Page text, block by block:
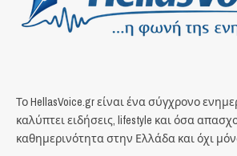
Το HellasVoice.gr είναι ένα σύγχρονο
καλύπτει ειδήσεις, lifestyle και όσα
καθημερινότητα στην Ελλάδα και όχι